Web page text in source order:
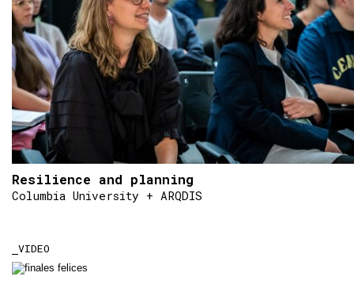
Resilience and planning
Columbia University + ARQDIS
VIDEO